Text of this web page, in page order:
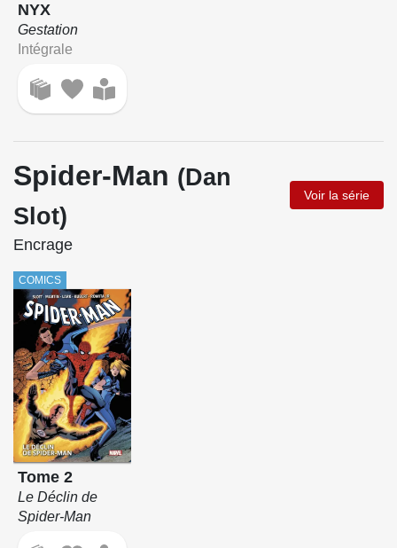
NYX
Gestation
Intégrale
Spider-Man (Dan
Slot)
Voir la série
Encrage
COMICS
Tome 2
Le Déclin de
Spider-Man